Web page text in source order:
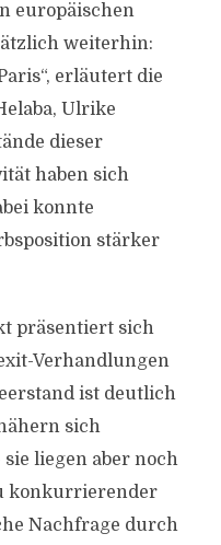
europäischen
weiterhin:
erläutert die
Ulrike
dieser
haben sich
konnte
stärker
präsentiert sich
Verhandlungen
ist deutlich
sich
liegen aber noch
konkurrierender
Nachfrage durch